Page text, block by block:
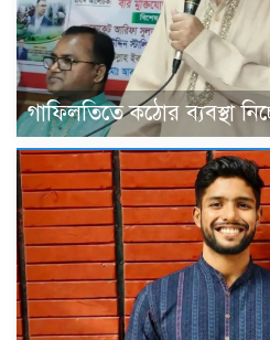
গাফিলতিতে কঠোর ব্যবস্থা